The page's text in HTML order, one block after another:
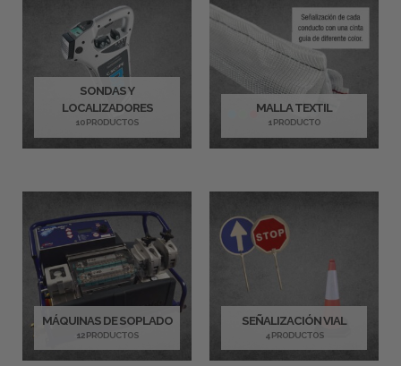
SONDAS Y
LOCALIZADORES
10 PRODUCTOS
MALLA TEXTIL
1 PRODUCTO
MÁQUINAS DE SOPLADO
12 PRODUCTOS
SEÑALIZACIÓN VIAL
4 PRODUCTOS